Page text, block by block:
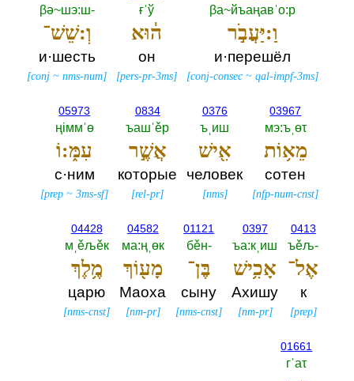
βа~йъаңавˈо:р
וַ:יַּעֲבֹ֣ר
и·перешёл
[conj-consec ~qal-impf-3ms]
ғˈў
ה֔וּא
он
[pers-pr-3ms]
βә~шэ:ш-‎
וְ:שֵׁשׁ־
и·шесть
[conj ~nms-num]
03967
мэ:ъˌөτ
מֵא֥וֹת
сотен
[nfp-num-cnst]
0376
ъˌиш
אִ֖ישׁ
человек
[nms]
0834
ъашˈěр
אֲשֶׁ֣ר
которые
[rel-pr]
05973
ңiммˈө
עִמּ֑:וֹ
с·ним
[prep ~3ms-sf]
0413
ъěљ-‎
אֶל־
к
[prep]
0397
ъа:кˌиш
אָכִ֥ישׁ
Ахишу
[nm-pr]
01121
бěн-‎
בֶּן־
сыну
[nms-cnst]
04582
ма:ңˌөк
מָע֖וֹךְ
Маоха
[nm-pr]
04428
мˌěљěк
מֶ֥לֶךְ
царю
[nms-cnst]
01661
гˈаτ